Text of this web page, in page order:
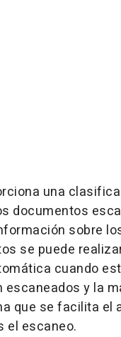
una
documentos
sobre
se puede
cuando
y la
que se facilita el
el escaneo.